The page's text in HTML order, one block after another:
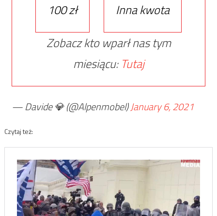
100 zł
Inna kwota
Zobacz kto wparł nas tym
miesiącu: Tutaj
— Davide 💎 (@Alpenmobel)January 6, 2021
Czytaj też: